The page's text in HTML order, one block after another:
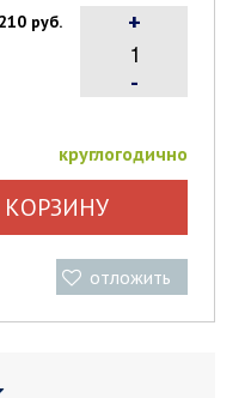
210 руб.
-
+
круглогодично
отложить